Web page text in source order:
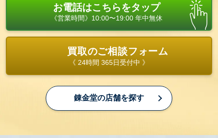
お電話はこちらをタップ
《営業時間》10:00〜19:00 年中無休
買取のご相談フォーム
《 24時間 365日受付中 》
錬金堂の店舗を探す